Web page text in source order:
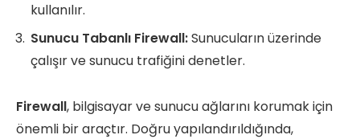
kullanılır.
Sunucu Tabanlı Firewall:Sunucuların üzerinde
çalışır ve sunucu trafiğini denetler.
Firewall, bilgisayar ve sunucu ağlarını korumak için
önemli bir araçtır. Doğru yapılandırıldığında,